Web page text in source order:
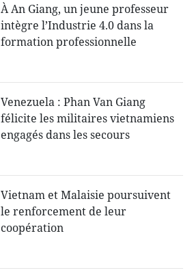
À An Giang, un jeune professeur
intègre l’Industrie 4.0 dans la
formation professionnelle
Venezuela : Phan Van Giang
félicite les militaires vietnamiens
engagés dans les secours
Vietnam et Malaisie poursuivent
le renforcement de leur
coopération